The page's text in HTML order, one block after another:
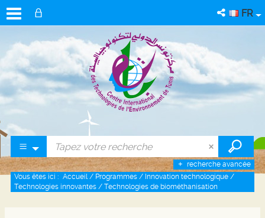
FR
recherche avancée
Vous êtes ici : Accueil / Programmes / Innovation technologique /
Technologies innovantes / Technologies de biométhanisation